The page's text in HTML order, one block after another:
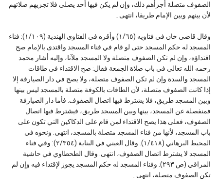
الصفوف متصلة أجزأهم ذلك، وإن لم يكن فيها أحد يصلي فلا تجزيهم صلاتهم
لأن بينهم وبين الإمام طريقا، انتهى۔
وقال قاضي خان في فتاويه (١/٦٥) وأقره في الفتاوى الهندية (١/١٠٩): فناء
المسجد له حكم المسجد حتى لو قام في فناء المسجد واقتدى بالإمام صح
اقتداؤه، وإن لم تكن الصفوف متصلة ولا المسجد ملآنا، وإليه أشار محمد
رحمه الله تعالى في باب صلاة الجمعة فقال: صح الاقتداء في طاقات
المسجد والسدة وإن لم تكن الصفوف متصلة، ولا يصح في دار الصيارفة إلا
إذا كانت الصفوف متصلة، لأن الطاقات بالكوفة متصلة بالمسجد ليس بينها
وبين المسجد طريق، فلا يشترط فيها اتصال الصفوف. فأما دار الصيارفة
فمنفصلة عن المسجد، بينها وبين المسجد طريق، فيشترط فيها اتصال
الصفوف، فعلى هذا يصح الاقتداء لمن قام على الدكاكين التي تكون على
باب المسجد، لأنها من فناء المسجد متصلة بالمسجد، انتهى. ونحوه في
المحيط البرهاني (١/٤١٨). وقال العيني في البناية (٢/٣٥٤): وفي فناء
المسجد لا يشترط اتصال الصفوف، انتهى. وقال الطحطاوي في حاشية
المراقي (ص ٢٩٣): وفناء المسجد له حكم المسجد يجوز لإقتداء فيه وإن لم
تكن الصفوف متصلة، انتهى۔